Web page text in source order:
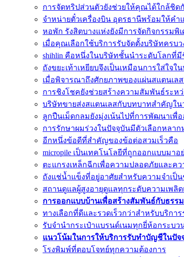
การจัดทริปส่วนตัวยังช่วยให้คุณได้ใกล้ชิ
จำหน่ายตั๋วเครื่องบิน อุดรธานีพร้อมให้คำ
หอพัก รังสิตบางแห่งยังมีการจัดกิจกรรมพิเ
เมื่อคุณเลือกใช้บริการรับจัดตั้งบริษัทครบว
shihlin คือหนึ่งในบริษัทชั้นนำระดับโลกที่มี
ถังขยะเท้าเหยียบจึงเป็นเหมือนการใส่ใจใ
เมื่อพิจารณาถึงศักยภาพของแผ่นสแตนเล
การชิงโชคยังช่วยสร้างความสัมพันธ์ระหว่
บริษัทขายส่งสแตนเลสกับบทบาทสำคัญใน
ลูกปืนเม็ดกลมยังมุ่งเน้นไปที่การพัฒนาเพื่
การรักษาผมร่วงในปัจจุบันมีตัวเลือกหลาก
อีกหนึ่งข้อดีที่สำคัญของข้อต่อสวมเร็วคือ
micropile เป็นเทคโนโลยีที่ถูกออกแบบมาอ
ตะแกรงเหล็กฉีกเพื่อความปลอดภัยและค
ถังแช่น้ำแข็งที่อยู่อาศัยสำหรับความจำเป็
สถานดูแลผู้สูงอายุดูแลทุกระดับความเพลิ
การออกแบบบ้านเพื่อสร้างสัมพันธ์กับธรร
ทางเลือกที่ดีและรวดเร็วกว่าสำหรับบริกา
รับจำนำกระเป๋าแบรนด์เนมทุกยี่ห้อกระบ
แนวโน้มในการให้บริการรับทำบัญชีในปั
โรงพิมพ์ที่ตอบโจทย์ทุกความต้องการ